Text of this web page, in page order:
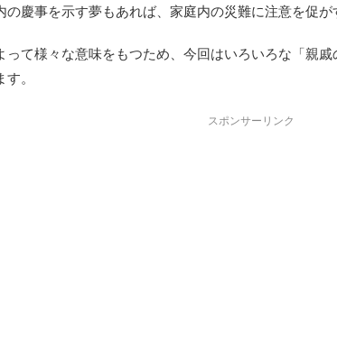
の慶事を示す夢もあれば、家庭内の災難に注意を促が
って様々な意味をもつため、今回はいろいろな「親
。
スポンサーリンク